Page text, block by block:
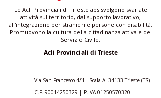
Le Acli Provinciali di Trieste aps svolgono svariate
attività sul territorio, dal supporto lavorativo,
all'integrazione per stranieri e persone con disabilità.
Promuovono la cultura della cittadinanza attiva e del
Servizio Civile.
Acli Provinciali di Trieste
Via San Francesco 4/1 - Scala A 34133 Trieste (TS)
C.F. 90014250329 | P.IVA01250570320